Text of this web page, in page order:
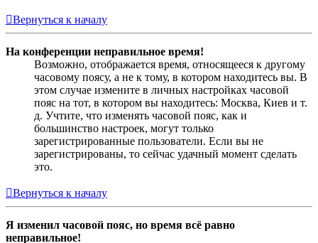
Вернуться к началу
На конференции неправильное время!
Возможно, отображается время, относящееся к другому
часовому поясу, а не к тому, в котором находитесь вы. В
этом случае измените в личных настройках часовой
пояс на тот, в котором вы находитесь: Москва, Киев и т.
д. Учтите, что изменять часовой пояс, как и
большинство настроек, могут только
зарегистрированные пользователи. Если вы не
зарегистрированы, то сейчас удачный момент сделать
это.
Вернуться к началу
Я изменил часовой пояс, но время всё равно
неправильное!